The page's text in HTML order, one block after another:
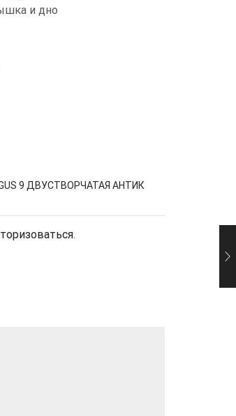
и дно
9 ДВУСТВОРЧАТАЯ АНТИК
.